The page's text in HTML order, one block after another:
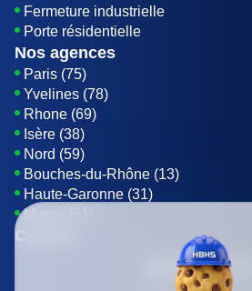
Fermeture industrielle
Porte résidentielle
Nos agences
Paris (75)
Yvelines (78)
Rhone (69)
Isère (38)
Nord (59)
Bouches-du-Rhône (13)
Haute-Garonne (31)
Marne (51)
Contact
01 85 42 08 07